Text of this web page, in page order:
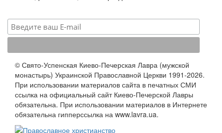
© Свято-Успенская Киево-Печерская Лавра (мужской
монастырь) Украинской Православной Церкви 1991-2026.
При использовании материалов сайта в печатных СМИ
ссылка на официальный сайт Киево-Печерской Лавры
обязательна. При использовании материалов в Интернете
обязательна гипперссылка на www.lavra.ua.